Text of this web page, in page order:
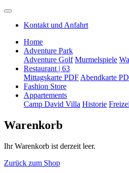
Kontakt und Anfahrt
Home
Adventure Park
Adventure Golf Murmelspiele
Restaurant | 63
Mittagskarte PDF Abendkarte
Fashion Store
Appartements
Camp David Villa Historie
Warenkorb
Ihr Warenkorb ist derzeit leer.
Zurück zum Shop